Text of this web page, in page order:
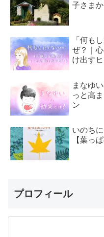
子さま
「何も
ぜ？｜
け出すヒ
まなゆ
っと高
ン
いのち
【葉っ
プロフィール